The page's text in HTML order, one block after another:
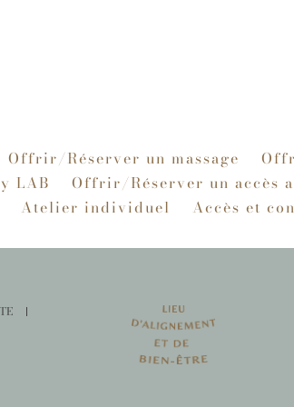
Offrir/Réserver un massage
LAB
Offrir/Réserver un accès
Atelier individuel
Accès et